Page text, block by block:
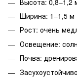
Ширина: 1–1,5 м
Рост: очень
Освещение:
Почва: